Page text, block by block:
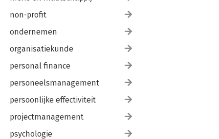
non-profit
ondernemen
organisatiekunde
personal finance
personeelsmanagement
persoonlijke effectiviteit
projectmanagement
psychologie